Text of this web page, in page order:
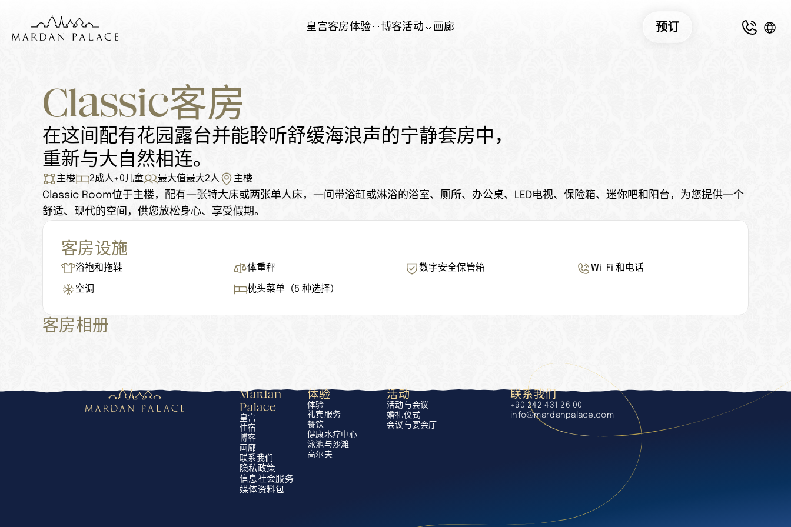
Classic客房
在这间配有花园露台并能聆听舒缓海浪声的宁静套房中，
重新与大自然相连。
主楼 2成人+0儿童 最大值最大2人 主楼
Classic Room位于主楼，配有一张特大床或两张单人床，一间带浴缸或淋浴的浴室、厕所、办公桌、LED电视、保险箱、迷你吧和阳台，为您提供一个
舒适、现代的空间，供您放松身心、享受假期。
客房设施
浴袍和拖鞋 体重秤 数字安全保管箱 Wi-Fi 和电话
空调 枕头菜单（5 种选择）
客房相册
Mardan
Palace
皇宫
住宿
博客
画廊
联系我们
隐私政策
信息社会服务
媒体资料包
体验
体验
礼宾服务
餐饮
健康水疗中心
泳池与沙滩
高尔夫
活动
活动与会议
婚礼仪式
会议与宴会厅
联系我们
+90 242 431 26 00
info@mardanpalace.com
皇宫客房体验 博客活动 画廊 预订